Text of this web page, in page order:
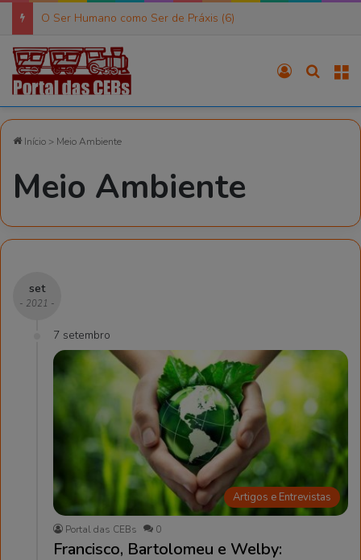
O Ser Humano como Ser de Práxis (6)
Entrar
Início > Meio Ambiente
Meio Ambiente
set
- 2021 -
7 setembro
Artigos e Entrevistas
Portal das CEBs 0
Francisco, Bartolomeu e Welby: